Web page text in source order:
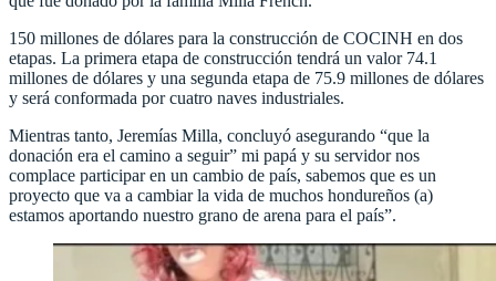
150 millones de dólares para la construcción de COCINH en dos
etapas. La primera etapa de construcción tendrá un valor 74.1
millones de dólares y una segunda etapa de 75.9 millones de dólares
y será conformada por cuatro naves industriales.
Mientras tanto, Jeremías Milla, concluyó asegurando “que la
donación era el camino a seguir” mi papá y su servidor nos
complace participar en un cambio de país, sabemos que es un
proyecto que va a cambiar la vida de muchos hondureños (a)
estamos aportando nuestro grano de arena para el país”.